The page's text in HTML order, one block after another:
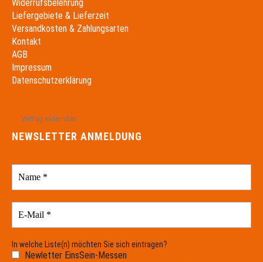
Widerrufsbelehrung
Liefergebiete & Lieferzeit
Versandkosten & Zahlungsarten
Kontakt
AGB
Impressum
Datenschutzerklärung
Vertrag widerrufen
NEWSLETTER ANMELDUNG
In welche Liste(n) möchten Sie sich eintragen?
Newletter EinsSein-Messen